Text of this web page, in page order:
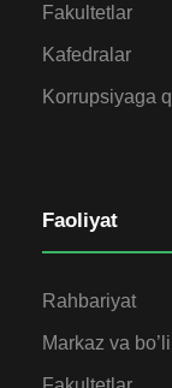
Fakultetlar
Kafedralar
Korrupsiyaga
Faoliyat
Rahbariyat
Markaz va